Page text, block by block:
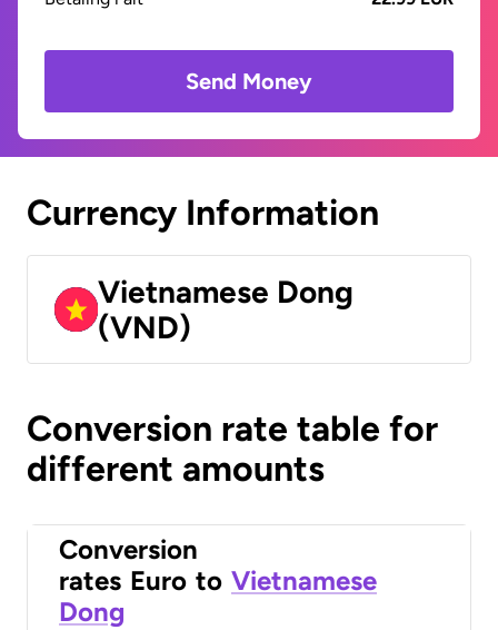
Send Money
Currency Information
Vietnamese Dong
(VND)
Conversion rate table for
different amounts
Conversion
rates Euro to Vietnamese
Dong